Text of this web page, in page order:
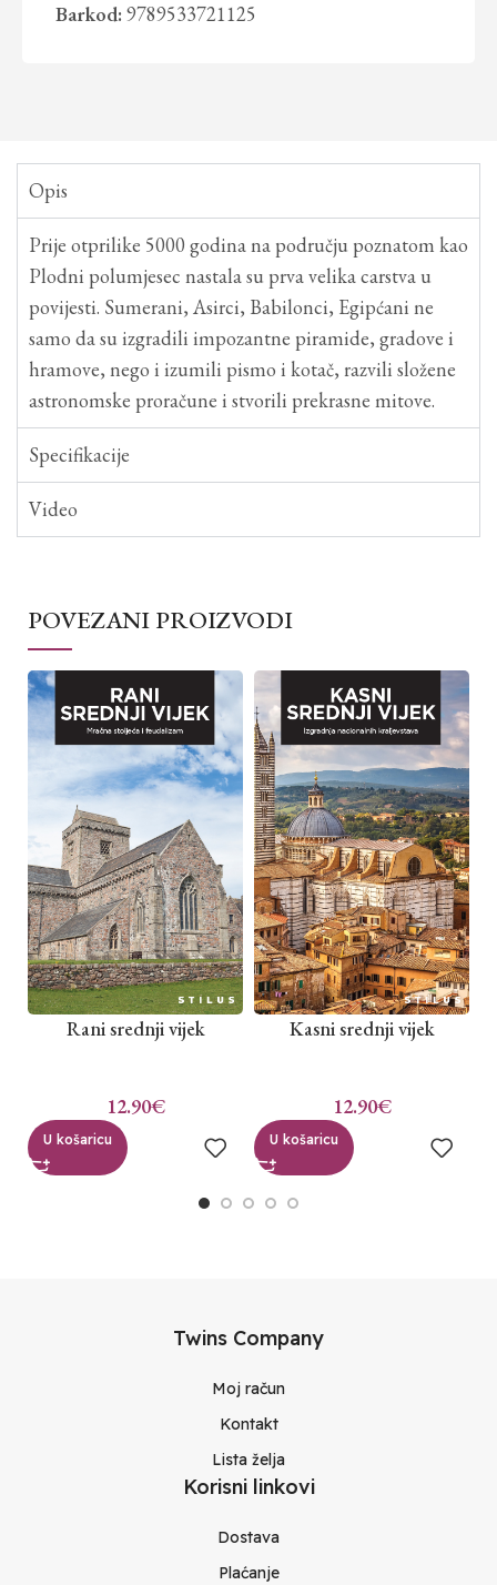
Barkod: 9789533721125
Opis
Prije otprilike 5000 godina na području poznatom kao
Plodni polumjesec nastala su prva velika carstva u
povijesti. Sumerani, Asirci, Babilonci, Egipćani ne
samo da su izgradili impozantne piramide, gradove i
hramove, nego i izumili pismo i kotač, razvili složene
astronomske proračune i stvorili prekrasne mitove.
Specifikacije
Video
POVEZANI PROIZVODI
Rani srednji vijek
12.90€
U košaricu
Kasni srednji vijek
12.90€
U košaricu
Twins Company
Moj račun
Kontakt
Lista želja
Korisni linkovi
Dostava
Plaćanje